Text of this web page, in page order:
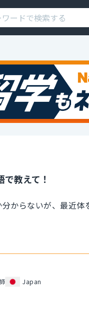
教えて！
からないが、最近
Japan